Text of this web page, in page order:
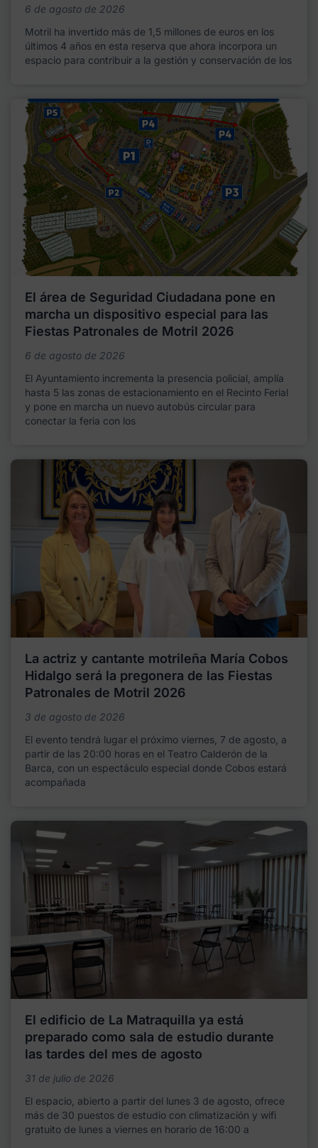
6 de agosto de 2026
Motril ha invertido más de 1,5 millones de euros en los
últimos 4 años en esta reserva que ahora incorpora un
espacio para contribuir a la gestión y conservación de los
El área de Seguridad Ciudadana pone en
marcha un dispositivo especial para las
Fiestas Patronales de Motril 2026
6 de agosto de 2026
El Ayuntamiento incrementa la presencia policial, amplía
hasta 5 las zonas de estacionamiento en el Recinto Ferial
y pone en marcha un nuevo autobús circular para
conectar la feria con los
La actriz y cantante motrileña María Cobos
Hidalgo será la pregonera de las Fiestas
Patronales de Motril 2026
3 de agosto de 2026
El evento tendrá lugar el próximo viernes, 7 de agosto, a
partir de las 20:00 horas en el Teatro Calderón de la
Barca, con un espectáculo especial donde Cobos estará
acompañada
El edificio de La Matraquilla ya está
preparado como sala de estudio durante
las tardes del mes de agosto
31 de julio de 2026
El espacio, abierto a partir del lunes 3 de agosto, ofrece
más de 30 puestos de estudio con climatización y wifi
gratuito de lunes a viernes en horario de 16:00 a